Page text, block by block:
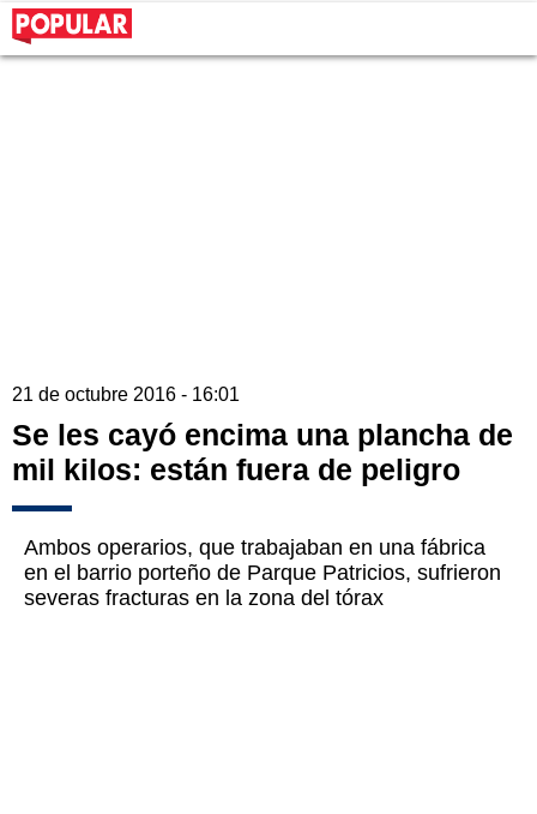
21 de octubre 2016 - 16:01
Se les cayó encima una plancha de
mil kilos: están fuera de peligro
Ambos operarios, que trabajaban en una fábrica
en el barrio porteño de Parque Patricios, sufrieron
severas fracturas en la zona del tórax